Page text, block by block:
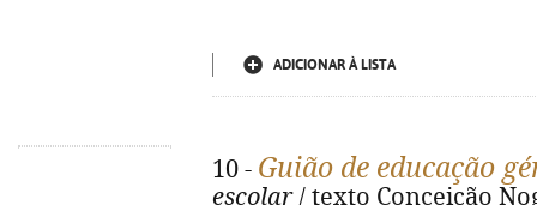
ADICIONAR À LISTA
10 - Guião de educação
escolar/ texto Conceição